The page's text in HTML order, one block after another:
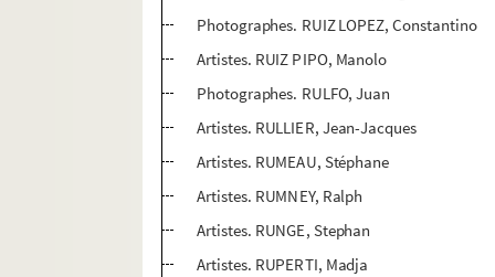
Photographes. RUIZ LOPEZ, Constantino
Artistes. RUIZ PIPO, Manolo
Photographes. RULFO, Juan
Artistes. RULLIER, Jean-Jacques
Artistes. RUMEAU, Stéphane
Artistes. RUMNEY, Ralph
Artistes. RUNGE, Stephan
Artistes. RUPERTI, Madja